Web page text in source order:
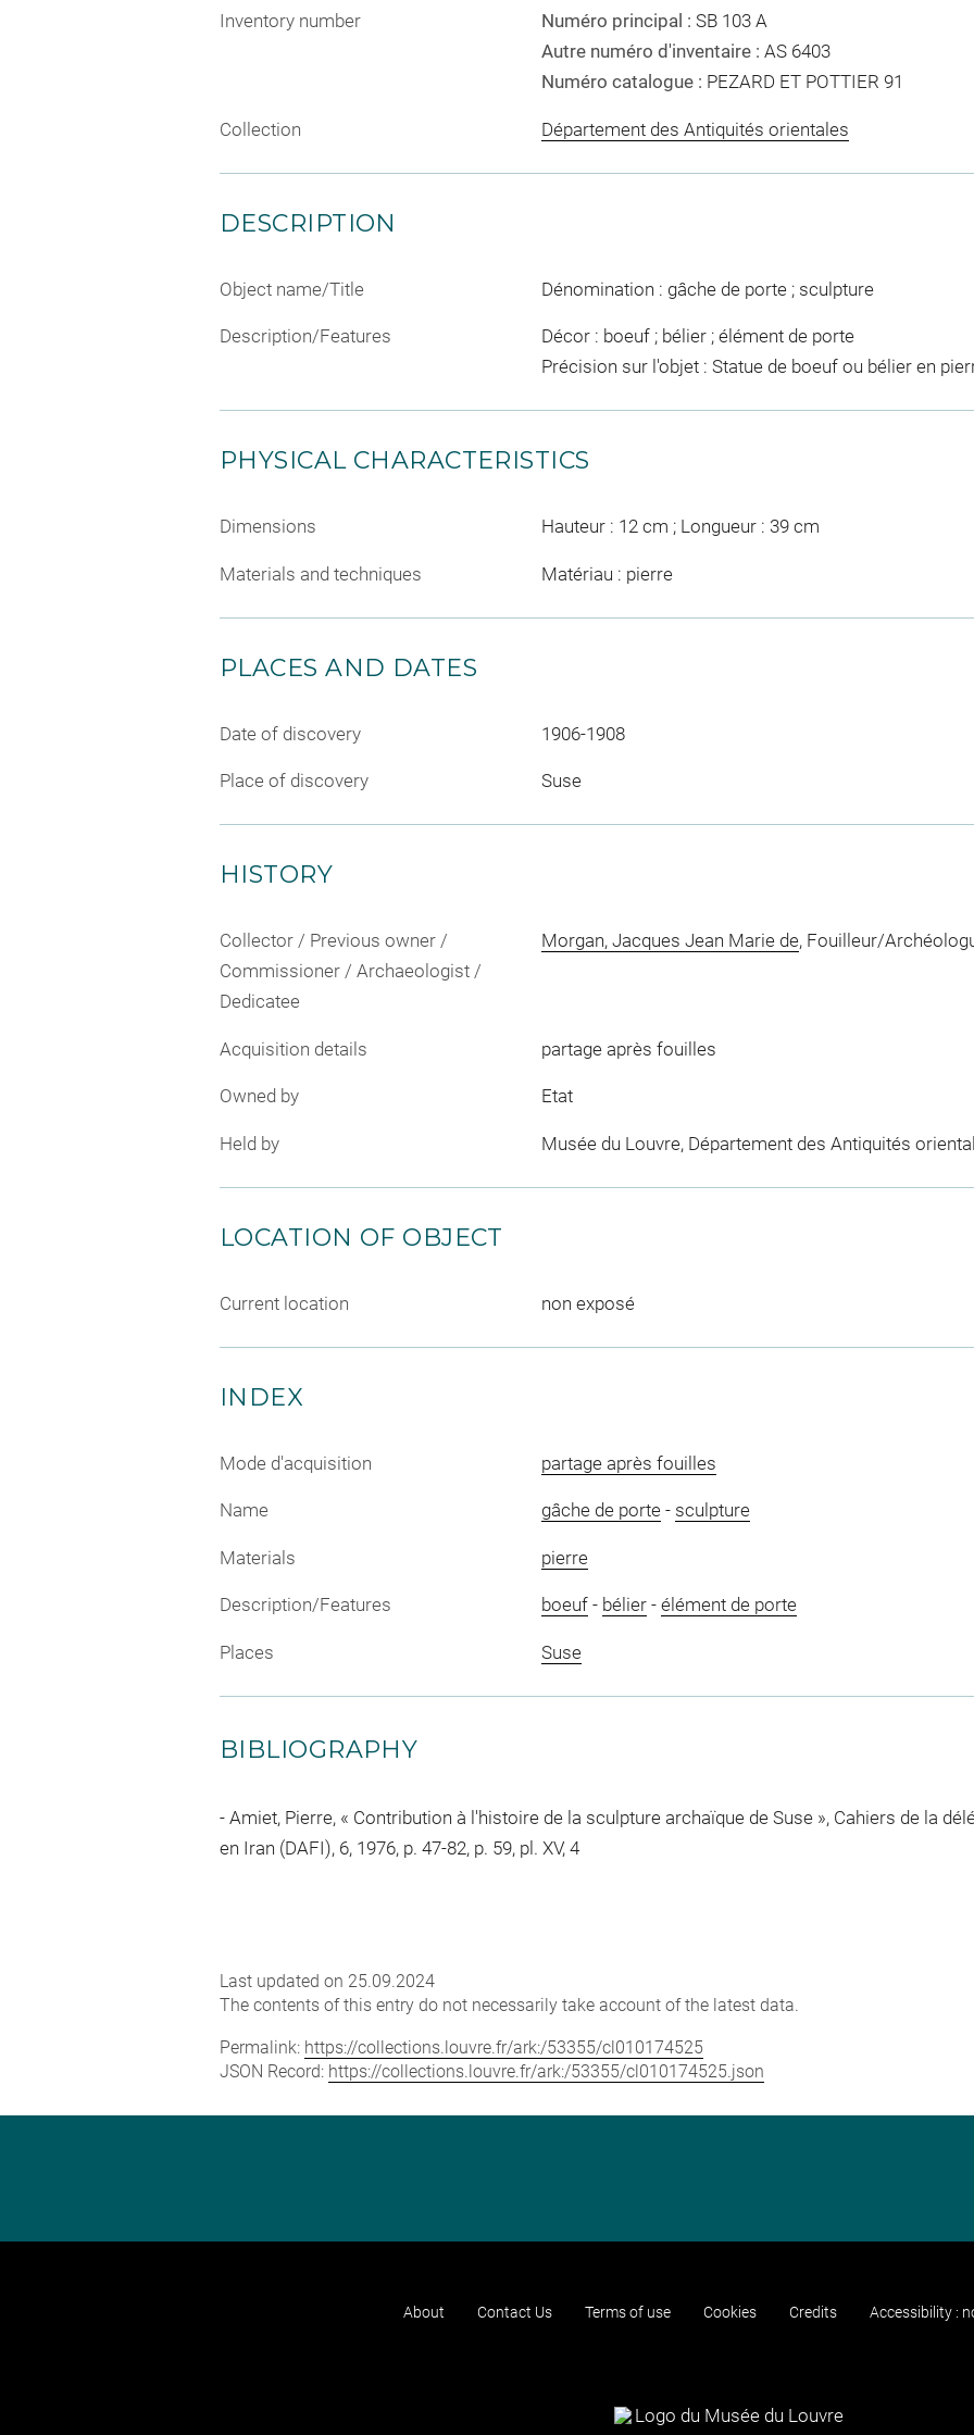
Inventory number Numéro principal : SB 103 A
Autre numéro d'inventaire : AS 6403
Numéro catalogue : PEZARD ET POTTIER 91
Collection Département des Antiquités orientales
DESCRIPTION
Object name/Title Dénomination : gâche de porte ; sculpture
Description/Features
Décor : boeuf ; bélier ; élément de porte
Précision sur l'objet : Statue de boeuf ou bélier en
PHYSICAL CHARACTERISTICS
Dimensions Hauteur : 12 cm ; Longueur : 39 cm
Materials and techniques Matériau : pierre
PLACES AND DATES
Date of discovery 1906-1908
Place of discovery Suse
HISTORY
Collector / Previous owner /
Commissioner / Archaeologist /
Dedicatee
Morgan, Jacques Jean Marie de, Fouilleur/
Acquisition details partage après fouilles
Owned by Etat
Held by Musée du Louvre, Département des Antiquités
LOCATION OF OBJECT
Current location non exposé
INDEX
Mode d'acquisition partage après fouilles
Name gâche de porte- sculpture
Materials pierre
Description/Features boeuf- bélier- élément de porte
Places Suse
BIBLIOGRAPHY
Amiet, Pierre, « Contribution à l'histoire de la sculpture archaïque de Suse », Cahiers de la
en Iran (DAFI), 6, 1976, p. 47-82, p. 59, pl. XV, 4
Last updated on 25.09.2024
The contents of this entry do not necessarily take account of the latest data.
Permalink: https://collections.louvre.fr/ark:/53355/cl010174525
JSON Record: https://collections.louvre.fr/ark:/53355/cl010174525.json
About Contact Us Terms of use Cookies Credits Accessibility :